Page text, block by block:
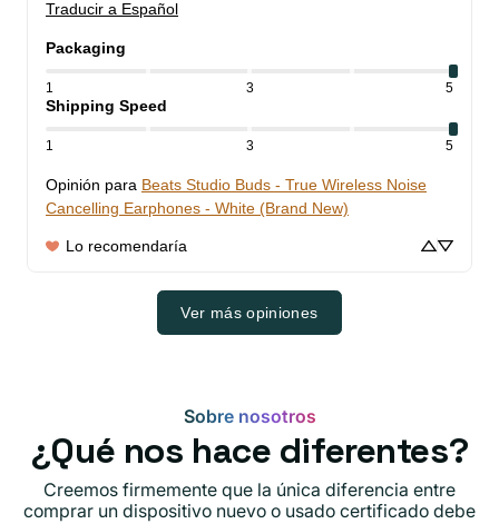
Traducir a Español
Packaging
1 3 5
Shipping Speed
1 3 5
Opinión para Beats Studio Buds - True Wireless Noise
Cancelling Earphones - White (Brand New)
Lo recomendaría
Ver más opiniones
Sobre nosotros
¿Qué nos hace diferentes?
Creemos firmemente que la única diferencia entre
comprar un dispositivo nuevo o usado certificado debe